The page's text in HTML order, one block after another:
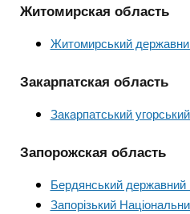
Житомирская область
Житомирський
Закарпатская область
Закарпатський
Запорожская область
Бердянський державний
Запорізький